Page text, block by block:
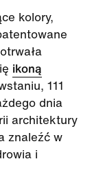
kolory,
ikoną
111
dnia
architektury
znaleźć w
i